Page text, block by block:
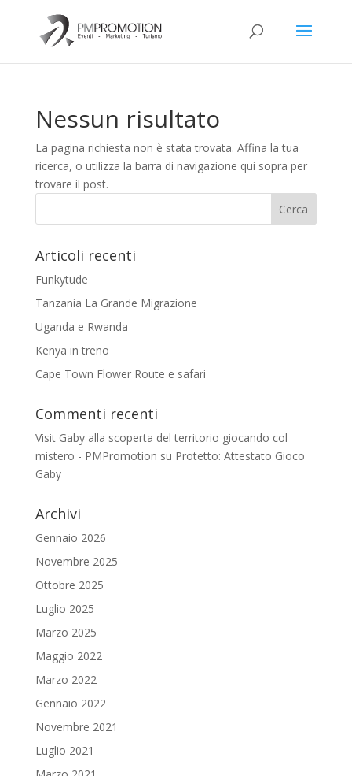
Nessun risultato
La pagina richiesta non è stata trovata. Affina la tua
ricerca, o utilizza la barra di navigazione qui sopra per
trovare il post.
Articoli recenti
Funkytude
Tanzania La Grande Migrazione
Uganda e Rwanda
Kenya in treno
Cape Town Flower Route e safari
Commenti recenti
Visit Gaby alla scoperta del territorio giocando col
mistero - PMPromotion su Protetto: Attestato Gioco
Gaby
Archivi
Gennaio 2026
Novembre 2025
Ottobre 2025
Luglio 2025
Marzo 2025
Maggio 2022
Marzo 2022
Gennaio 2022
Novembre 2021
Luglio 2021